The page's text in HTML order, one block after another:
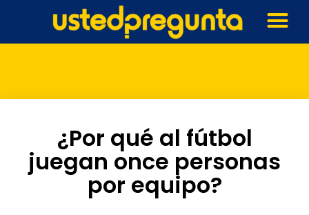
¿Por qué al fútbol
juegan once personas
por equipo?